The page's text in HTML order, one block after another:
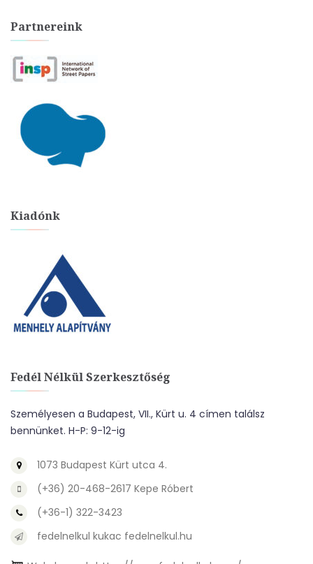
Partnereink
Kiadónk
Fedél Nélkül Szerkesztőség
Személyesen a Budapest, VII., Kürt u. 4 címen találsz
bennünket. H-P: 9-12-ig
1073 Budapest Kürt utca 4.
(+36) 20-468-2617 Kepe Róbert
(+36-1) 322-3423
fedelnelkul kukac fedelnelkul.hu